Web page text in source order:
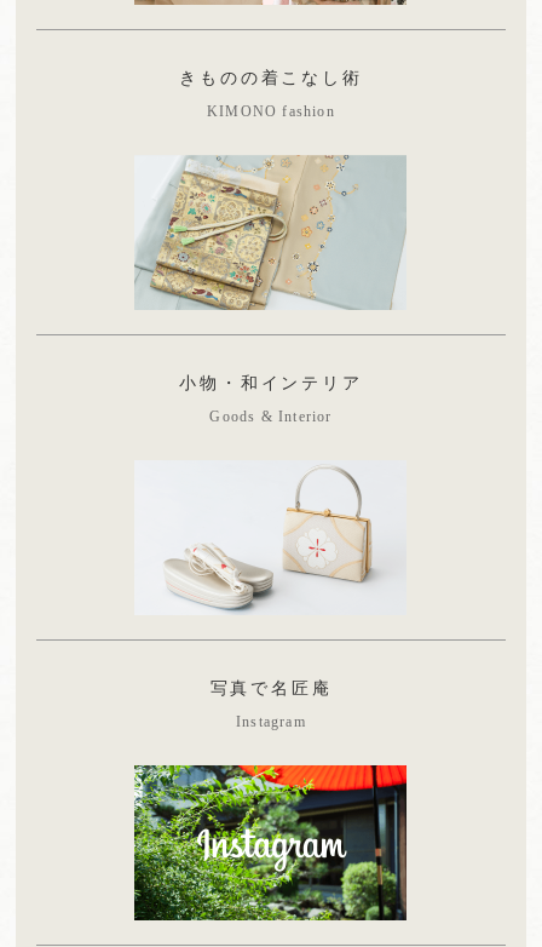
きものの着こなし術
KIMONO fashion
小物・和インテリア
Goods & Interior
写真で名匠庵
Instagram